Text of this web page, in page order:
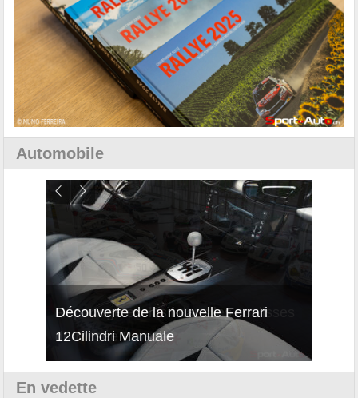
Automobile
Découverte de la nouvelle Ferrari
12Cilindri Manuale
En vedette